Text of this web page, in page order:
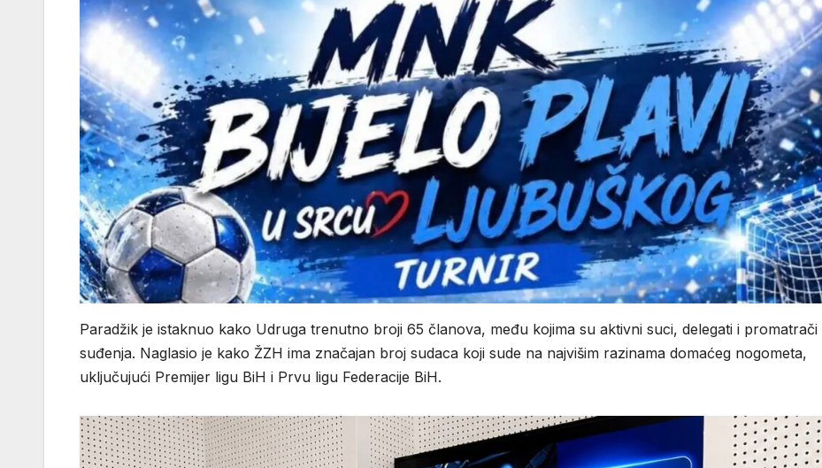
Paradžik je istaknuo kako Udruga trenutno broji 65 članova, među kojima su aktivni suci, delegati i promatrači
suđenja. Naglasio je kako ŽZH ima značajan broj sudaca koji sude na najvišim razinama domaćeg nogometa,
uključujući Premijer ligu BiH i Prvu ligu Federacije BiH.